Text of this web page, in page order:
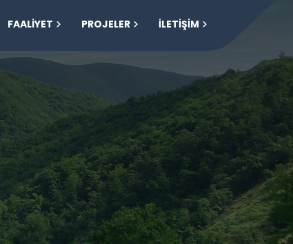
FAALİYET PROJELER İLETİŞİM